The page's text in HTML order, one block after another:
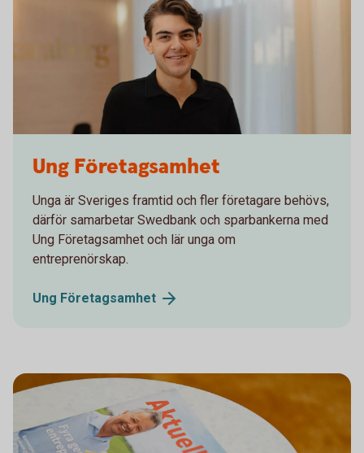
Ung Företagsamhet
Unga är Sveriges framtid och fler företagare behövs,
därför samarbetar Swedbank och sparbankerna med
Ung Företagsamhet och lär unga om
entreprenörskap.
Ung Företagsamhet